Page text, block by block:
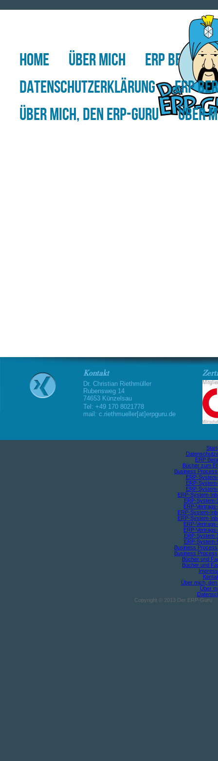
HOME ÜBER MICH
ERP
DATENSCHUTZERKLÄRUNG
ERP
ÜBER MICH, DEN ERP-GURU
ÜBER
Kontakt
Dr. Christian Riethmüller
Rubensweg 14
74653 Künzelsau
Tel: +49 170 8021778
mail: c.riethmueller[at]erpguru.de
Start
ERP
Bücher zum
Business
ERP-
ERP-
ERP-
ERP-System-
ERP-System-
ERP-
ERP-System-
ERP-System-
ERP-
ERP-
ERP-System-
ERP-System-
Business
Business
Bücher und
Bücher und
Über mich,
Über
Copyright © 2013 Der ERP-Guru